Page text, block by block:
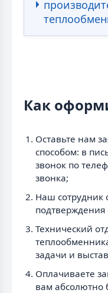
Как
Оставьте нам
способом: в
звонок по
звонка;
Наш сотрудник
Технический
задачи и
Оплачиваете
вам абсолютно